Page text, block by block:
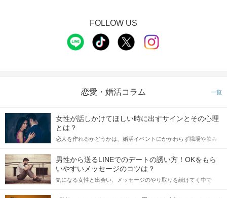
アピールタイム
STEP5 マッチング投票
FOLLOW US
恋愛・婚活コラム 一覧
女性が話しかけてほしい時に出すサインとその心理
とは？
恋人を作れるかどうかは、婚活イベントにかかわらず職場や飲み
てアプローチできるかにも左右されます。 これから恋人作りを本
格的に始めようとしている方は、女性が異性を求めて出すサイン
をしっかりと理解し、正しい行動に移せるかどうかが重要。 この
記事では、女性が話しかけて欲しい時に出すサインとその心理を
男性から送るLINEでのデートの誘い方！OKをもら
いやすいメッセージのコツは？
気になる女性と出会い、メッセージのやり取りを続けてく中で